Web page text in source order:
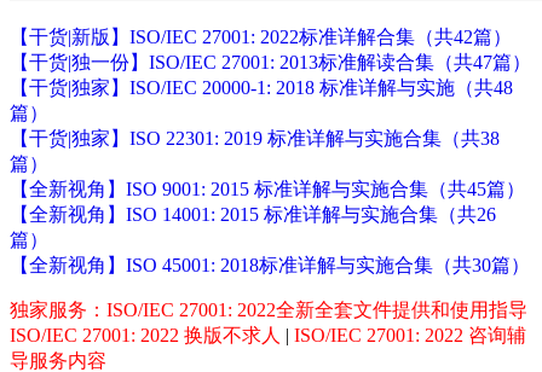
【干货|新版】ISO/IEC 27001: 2022标准详解合集（共42篇）
【干货|独一份】ISO/IEC 27001: 2013标准解读合集（共47篇）
【干货|独家】ISO/IEC 20000-1: 2018 标准详解与实施（共48
篇）
【干货|独家】ISO 22301: 2019 标准详解与实施合集（共38
篇）
【全新视角】ISO 9001: 2015 标准详解与实施合集（共45篇）
【全新视角】ISO 14001: 2015 标准详解与实施合集（共26
篇）
【全新视角】ISO 45001: 2018标准详解与实施合集（共30篇）
独家服务：ISO/IEC 27001: 2022全新全套文件提供和使用指导
ISO/IEC 27001: 2022 换版不求人 | ISO/IEC 27001: 2022 咨询辅
导服务内容